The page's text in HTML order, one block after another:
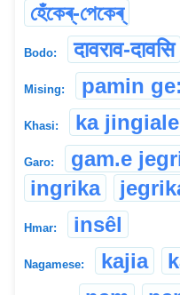
হেঁকেৰ্‌-পেকেৰ্‌
Bodo: दावराव-दावसि
Mising: pamin
Khasi: ka
Garo: gam.e
ingrika
Hmar: insêl
Nagamese: kajia